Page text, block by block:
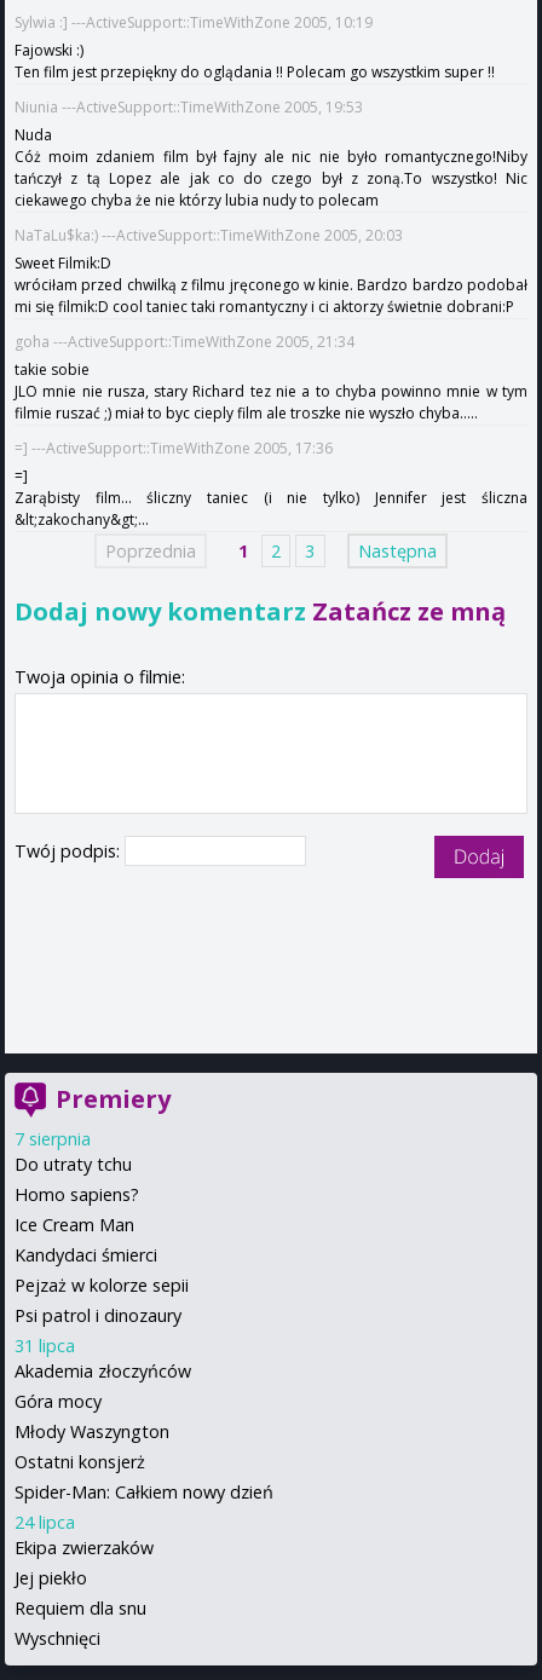
Sylwia :] ---ActiveSupport::TimeWithZone 2005, 10:19
Fajowski :)
Ten film jest przepiękny do oglądania !! Polecam go wszystkim super !!
Niunia ---ActiveSupport::TimeWithZone 2005, 19:53
Nuda
Cóż moim zdaniem film był fajny ale nic nie było romantycznego!Niby
tańczył z tą Lopez ale jak co do czego był z zoną.To wszystko! Nic
ciekawego chyba że nie którzy lubia nudy to polecam
NaTaLu$ka:) ---ActiveSupport::TimeWithZone 2005, 20:03
Sweet Filmik:D
wróciłam przed chwilką z filmu jręconego w kinie. Bardzo bardzo podobał
mi się filmik:D cool taniec taki romantyczny i ci aktorzy świetnie dobrani:P
goha ---ActiveSupport::TimeWithZone 2005, 21:34
takie sobie
JLO mnie nie rusza, stary Richard tez nie a to chyba powinno mnie w tym
filmie ruszać ;) miał to byc cieply film ale troszke nie wyszło chyba.....
=] ---ActiveSupport::TimeWithZone 2005, 17:36
=]
Zarąbisty film... śliczny taniec (i nie tylko) Jennifer jest śliczna
&lt;zakochany&gt;...
Poprzednia 1 2 3 Następna
Dodaj nowy komentarz Zatańcz ze mną
Twoja opinia o filmie:
Twój podpis:
Premiery
7 sierpnia
Do utraty tchu
Homo sapiens?
Ice Cream Man
Kandydaci śmierci
Pejzaż w kolorze sepii
Psi patrol i dinozaury
31 lipca
Akademia złoczyńców
Góra mocy
Młody Waszyngton
Ostatni konsjerż
Spider-Man: Całkiem nowy dzień
24 lipca
Ekipa zwierzaków
Jej piekło
Requiem dla snu
Wyschnięci